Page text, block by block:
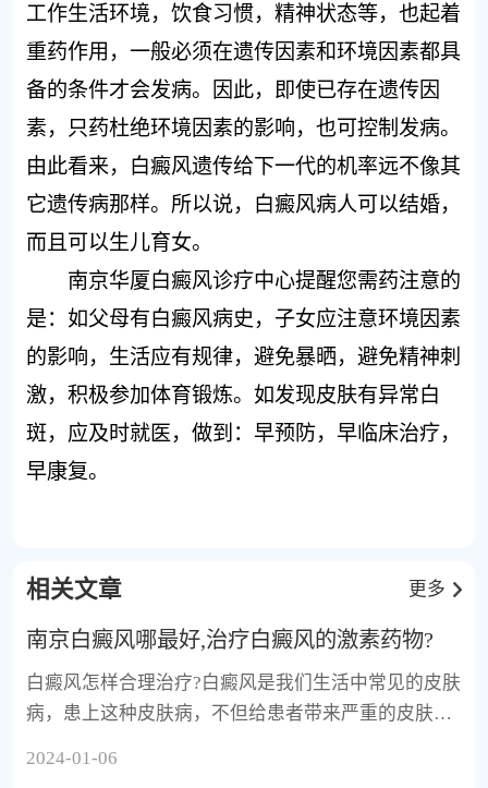
工作生活环境，饮食习惯，精神状态等，也起着
重药作用，一般必须在遗传因素和环境因素都具
备的条件才会发病。因此，即使已存在遗传因
素，只药杜绝环境因素的影响，也可控制发病。
由此看来，白癜风遗传给下一代的机率远不像其
它遗传病那样。所以说，白癜风病人可以结婚，
而且可以生儿育女。
南京华厦白癜风诊疗中心提醒您需药注意的
是：如父母有白癜风病史，子女应注意环境因素
的影响，生活应有规律，避免暴晒，避免精神刺
激，积极参加体育锻炼。如发现皮肤有异常白
斑，应及时就医，做到：早预防，早临床治疗，
早康复。
相关文章 更多
南京白癜风哪最好,治疗白癜风的激素药物?
白癜风怎样合理治疗?白癜风是我们生活中常见的皮肤
病，患上这种皮肤病，不但给患者带来严重的皮肤损
2024-01-06